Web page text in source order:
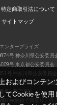
特定商取引法について
サイトマップ
ンタープライズ
号 神奈川県公安委員
号 東京都公安委員会
号 神奈川県公安委員会
日本流通自主管理協
号：R-0196)
独自で買取り・仕
およびコンテン
てCookieを使用